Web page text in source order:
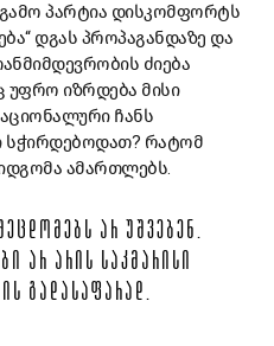
პარტია დისკომფორტს
დგას პროპაგანდაზე და
ძიება
უფრო იზრდება მისი
ჩანს
სჭირდებოდათ? რატომ
ამართლებს.
ᲐᲠ ᲣᲨᲕᲔᲑᲔᲜ.
ᲐᲠ ᲐᲠᲘᲡ ᲡᲐᲙᲛᲐᲠᲘᲡᲘ
ᲒᲐᲓᲐᲡᲐᲤᲐᲠᲐᲓ.